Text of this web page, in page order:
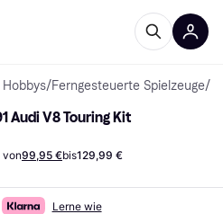
Hobbys/Ferngesteuerte Spielzeuge/
Audi V8 Touring Kit
von99,95 €bis129,99 €
Lerne wie